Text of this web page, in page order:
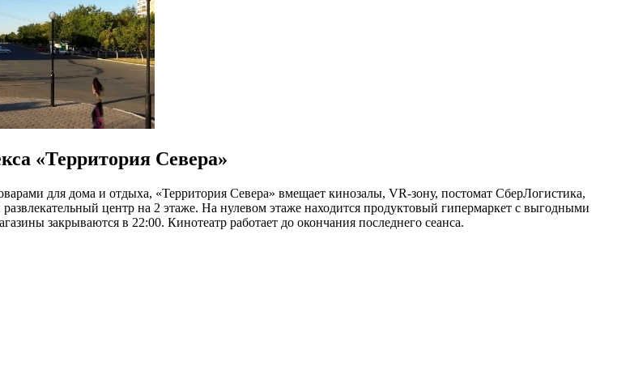
«Территория Севера»
для дома и отдыха, «Территория Севера» вмещает кинозалы, VR-зону, постомат СберЛогистика,
центр на 2 этаже. На нулевом этаже находится продуктовый гипермаркет с выгодными
закрываются в 22:00. Кинотеатр работает до окончания последнего сеанса.